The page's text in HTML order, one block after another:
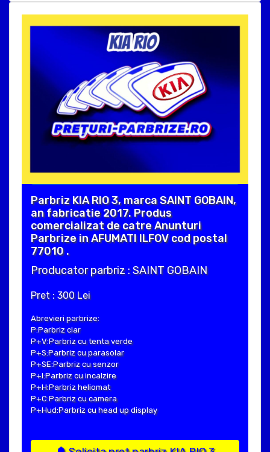
Parbriz KIA RIO 3, marca SAINT GOBAIN,
an fabricatie 2017. Produs
comercializat de catre Anunturi
Parbrize in AFUMATI ILFOV cod postal
77010 .
Producator parbriz : SAINT GOBAIN
Pret : 300 Lei
Abrevieri parbrize:
P:Parbriz clar
P+V:Parbriz cu tenta verde
P+S:Parbriz cu parasolar
P+SE:Parbriz cu senzor
P+I:Parbriz cu incalzire
P+H:Parbriz heliomat
P+C:Parbriz cu camera
P+Hud:Parbriz cu head up display